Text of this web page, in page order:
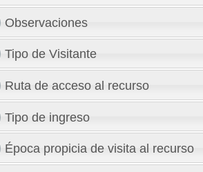
Observaciones
Tipo de Visitante
Ruta de acceso al recurso
Tipo de ingreso
Época propicia de visita al recurso